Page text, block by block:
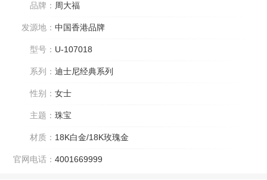
品牌： 周大福
发源地： 中国香港品牌
型号： U-107018
系列： 迪士尼经典系列
性别： 女士
主题： 珠宝
材质： 18K白金/18K玫瑰金
官网电话： 4001669999